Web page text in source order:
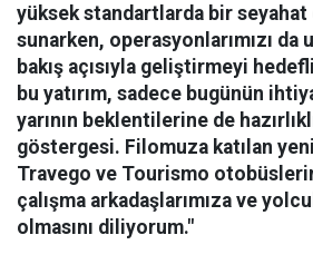
yüksek standartlarda bir seyahat
sunarken, operasyonlarımızı da
bakış açısıyla geliştirmeyi
bu yatırım, sadece bugünün
yarının beklentilerine de
göstergesi. Filomuza katılan
Travego ve Tourismo
çalışma arkadaşlarımıza ve
olmasını diliyorum."